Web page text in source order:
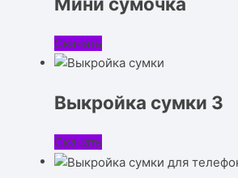
Скачать
Выкройка сумки 3
Скачать